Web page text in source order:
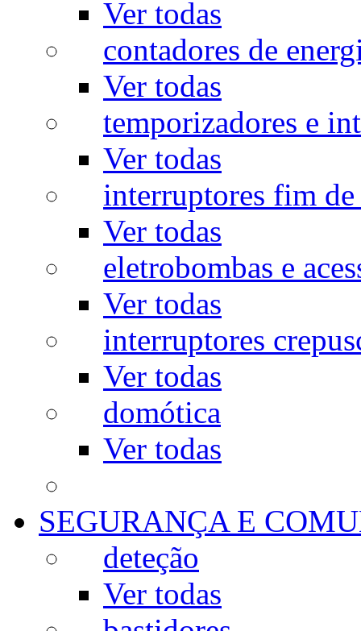
Ver todas
contadores de
Ver todas
temporizadores e
Ver todas
interruptores fim de
Ver todas
eletrobombas e
Ver todas
interruptores
Ver todas
domótica
Ver todas
SEGURANÇA E
deteção
Ver todas